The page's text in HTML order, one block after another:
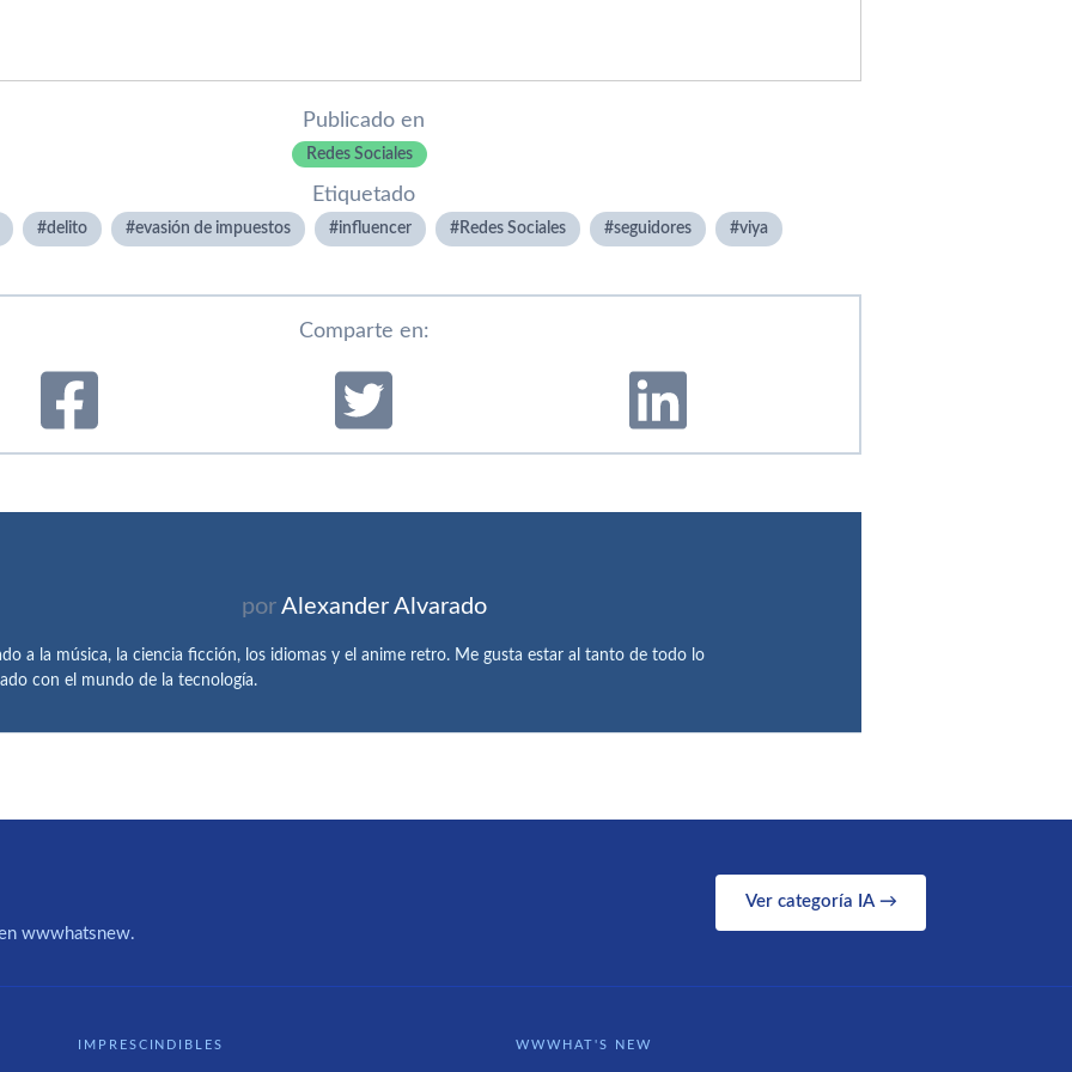
Publicado en
Redes Sociales
Etiquetado
delito evasión de impuestos influencer Redes Sociales seguidores viya
Comparte en:
por Alexander Alvarado
a la música, la ciencia ficción, los idiomas y el anime retro. Me gusta estar al tanto de todo lo
con el mundo de la tecnología.
wwwhatsnew.
Ver categoría IA →
IMPRESCINDIBLES WWWHAT'S NEW